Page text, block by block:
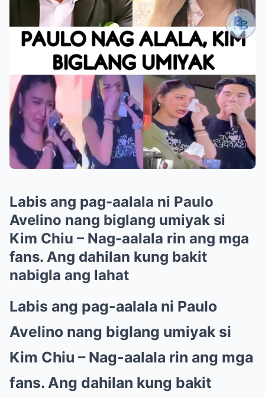
Labis ang pag-aalala ni Paulo
Avelino nang biglang umiyak si
Kim Chiu – Nag-aalala rin ang mga
fans. Ang dahilan kung bakit
nabigla ang lahat
Labis ang pag-aalala ni Paulo
Avelino nang biglang umiyak si
Kim Chiu – Nag-aalala rin ang mga
fans. Ang dahilan kung bakit